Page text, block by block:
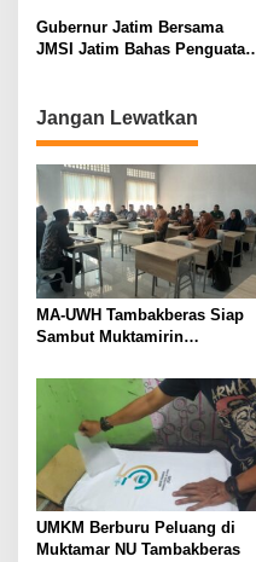
i
o
Gubernur Jatim Bersama
JMSI Jatim Bahas Penguatan
Jangan Lewatkan
MA-UWH Tambakberas Siap
Sambut Muktamirin
UMKM Berburu Peluang di
Muktamar NU Tambakberas